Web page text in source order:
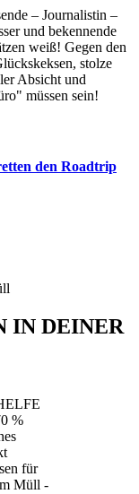
– Journalistin –
und bekennende
weiß! Gegen den
stolze
Absicht und
müssen sein!
den Roadtrip
IN DEINER
%
für
Müll -